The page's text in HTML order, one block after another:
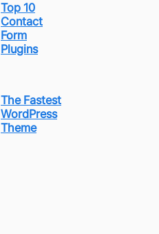
Top 10
Contact
Form
Plugins
The Fastest
WordPress
Theme